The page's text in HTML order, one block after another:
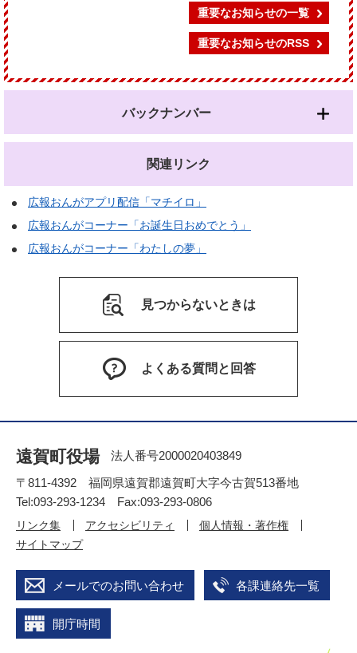
重要なお知らせの一覧
重要なお知らせのRSS
バックナンバー
関連リンク
広報おんがアプリ配信「マチイロ」
広報おんがコーナー「お誕生日おめでとう」
広報おんがコーナー「わたしの夢」
見つからないときは
よくある質問と回答
遠賀町役場
法人番号2000020403849
〒811-4392 福岡県遠賀郡遠賀町大字今古賀513番地
Tel:093-293-1234 Fax:093-293-0806
リンク集 アクセシビリティ
個人情報・著作権
サイトマップ
メールでのお問い合わせ 各課連絡先一覧
開庁時間